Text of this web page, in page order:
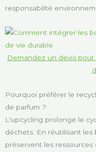
responsabilité
Demandez un devis
Pourquoi préférer le
de parfum ?
L'upcycling prolonge le
déchets. En réutilisant les
préservent les